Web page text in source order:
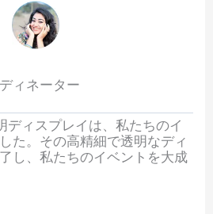
ィネーター
ディスプレイは、私たちのイ
た。その高精細で透明なディ
し、私たちのイベントを大成